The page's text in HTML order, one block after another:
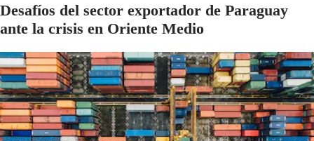
Desafíos del sector exportador de Paraguay
ante la crisis en Oriente Medio